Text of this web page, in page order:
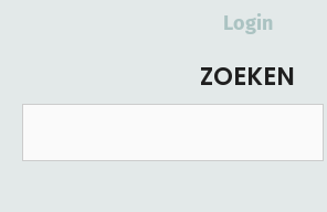
Login
ZOEKEN